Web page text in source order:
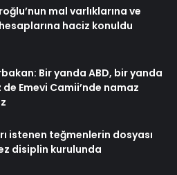
mal varlıklarına ve
haciz konuldu
Bir yanda ABD, bir yanda
de Emevi Camii’nde namaz
istenen teğmenlerin dosyası
disiplin kurulunda